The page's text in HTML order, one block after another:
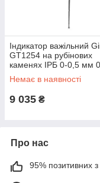
Індикатор важільний
GT1254 на рубінових
каменях ІРБ 0-0,5 мм
мм
Немає в наявності
9 035 ₴
Про нас
95% позитивних з